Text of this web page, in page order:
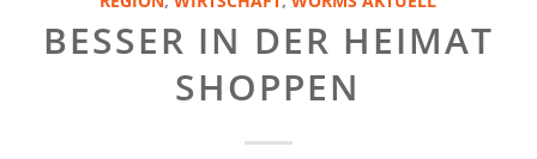
BESSER IN DER HEIMAT
SHOPPEN